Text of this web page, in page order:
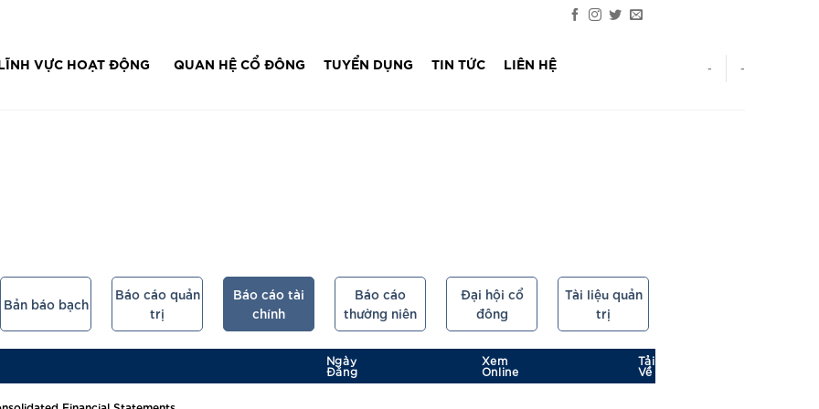
VỰC HOẠT ĐỘNG QUAN HỆ CỔ ĐÔNG TUYỂN DỤNG TIN TỨC LIÊN HỆ - -
Bản báo bạch
Báo cáo quản
trị
Báo cáo tài
chính
Báo cáo
thường niên
Đại hội cổ
đông
Tài liệu quản
trị
Ngày
Đăng
Xem
Online
Tải
Về
Financial Statements